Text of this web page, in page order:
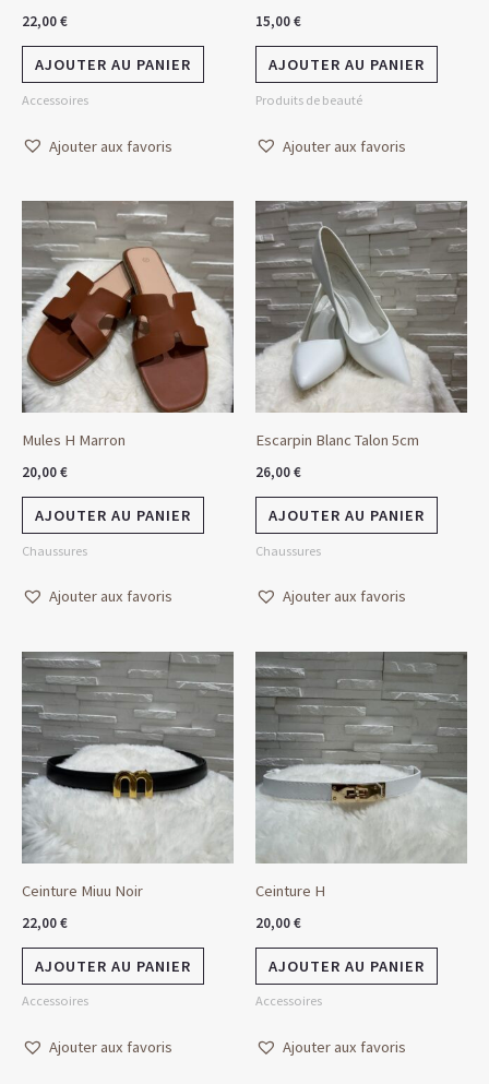
22,00€
AJOUTER AU PANIER
Accessoires
Ajouter aux favoris
15,00€
AJOUTER AU PANIER
Produits de beauté
Ajouter aux favoris
Mules H Marron
20,00€
AJOUTER AU PANIER
Chaussures
Ajouter aux favoris
Escarpin Blanc Talon 5cm
26,00€
AJOUTER AU PANIER
Chaussures
Ajouter aux favoris
Ceinture Miuu Noir
22,00€
AJOUTER AU PANIER
Accessoires
Ajouter aux favoris
Ceinture H
20,00€
AJOUTER AU PANIER
Accessoires
Ajouter aux favoris